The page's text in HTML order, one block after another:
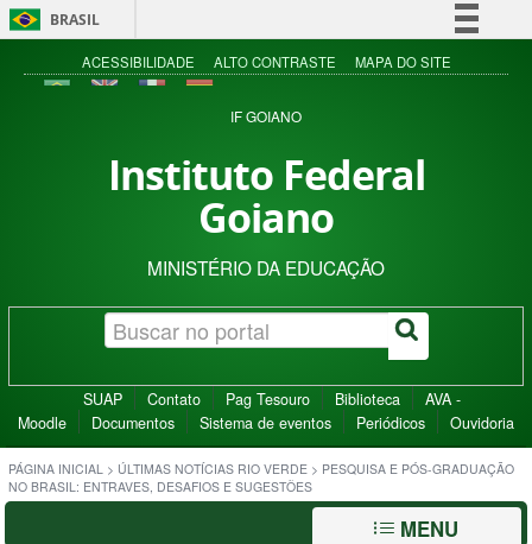
BRASIL
Simplifique!
Acesso à informação
ACESSIBILIDADE ALTO CONTRASTE MAPA DO SITE
IF GOIANO
Instituto Federal
Goiano
MINISTÉRIO DA EDUCAÇÃO
SUAP Contato Pag Tesouro Biblioteca
AVA -
Moodle
Documentos Sistema de eventos Periódicos Ouvidoria
PÁGINA INICIAL > ÚLTIMAS NOTÍCIAS RIO VERDE > PESQUISA E PÓS-GRADUAÇÃO
NO BRASIL: ENTRAVES, DESAFIOS E SUGESTÕES
MENU